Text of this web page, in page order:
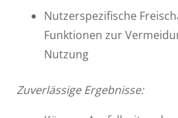
Nutzerspezifische
Funktionen zur
Nutzung
Zuverlässige Ergebnisse: